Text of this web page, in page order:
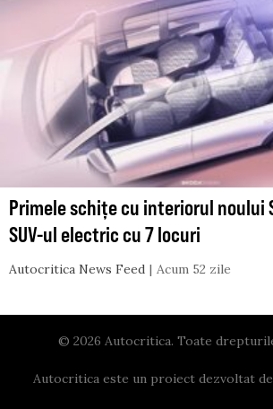
Primele schițe cu interiorul noului
SUV-ul electric cu 7 locuri
Autocritica News Feed Acum 52 zile
© 2026 Autocritica. Toate
Autocritica este un proiect dezvoltat de